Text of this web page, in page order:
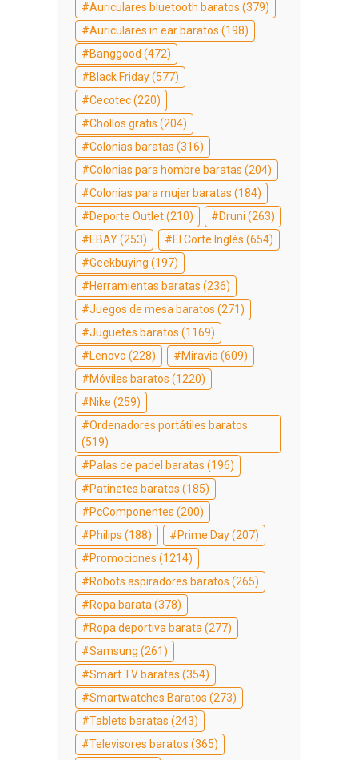
Auriculares bluetooth baratos (379)
Auriculares in ear baratos (198)
Banggood (472)
Black Friday(577)
Cecotec(220)
Chollos gratis (204)
Colonias baratas (316)
Colonias para hombre baratas (204)
Colonias para mujer baratas (184)
Deporte Outlet(210) Druni (263)
EBAY(253) El Corte Inglés (654)
Geekbuying (197)
Herramientas baratas (236)
Juegos de mesa baratos (271)
Juguetes baratos (1169)
Lenovo (228) Miravia(609)
Móviles baratos (1220)
Nike (259)
Ordenadores portátiles baratos
(519)
Palas de padel baratas (196)
Patinetes baratos (185)
PcComponentes (200)
Philips (188) Prime Day(207)
Promociones (1214)
Robots aspiradores baratos (265)
Ropa barata(378)
Ropa deportiva barata(277)
Samsung (261)
Smart TV baratas (354)
Smartwatches Baratos (273)
Tablets baratas (243)
Televisores baratos (365)